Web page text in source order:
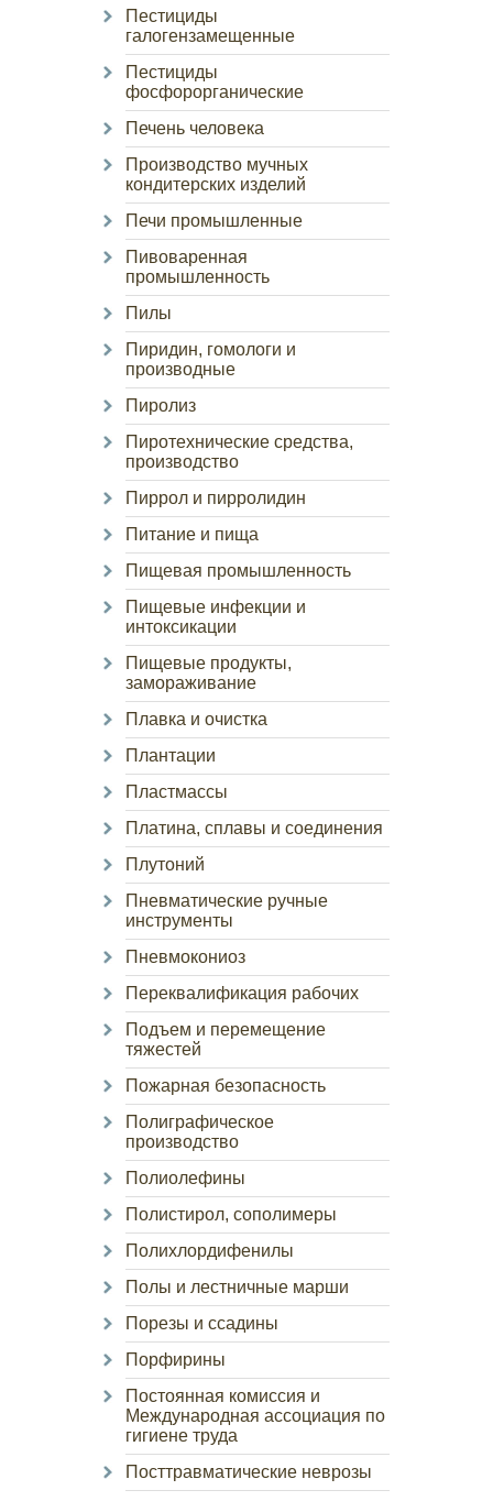
Пестициды
галогензамещенные
Пестициды
фосфорорганические
Печень человека
Производство мучных
кондитерских изделий
Печи промышленные
Пивоваренная
промышленность
Пилы
Пиридин, гомологи и
производные
Пиролиз
Пиротехнические средства,
производство
Пиррол и пирролидин
Питание и пища
Пищевая промышленность
Пищевые инфекции и
интоксикации
Пищевые продукты,
замораживание
Плавка и очистка
Плантации
Пластмассы
Платина, сплавы и соединения
Плутоний
Пневматические ручные
инструменты
Пневмокониоз
Переквалификация рабочих
Подъем и перемещение
тяжестей
Пожарная безопасность
Полиграфическое
производство
Полиолефины
Полистирол, сополимеры
Полихлордифенилы
Полы и лестничные марши
Порезы и ссадины
Порфирины
Постоянная комиссия и
Международная ассоциация по
гигиене труда
Посттравматические неврозы